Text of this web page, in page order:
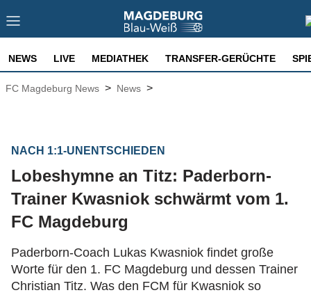
NEWS LIVE MEDIATHEK TRANSFER-GERÜCHTE
FC Magdeburg News > News >
NACH 1:1-UNENTSCHIEDEN
Lobeshymne an Titz: Paderborn-
Trainer Kwasniok schwärmt vom 1.
FC Magdeburg
Paderborn-Coach Lukas Kwasniok findet große
Worte für den 1. FC Magdeburg und dessen Trainer
Christian Titz. Was den FCM für Kwasniok so